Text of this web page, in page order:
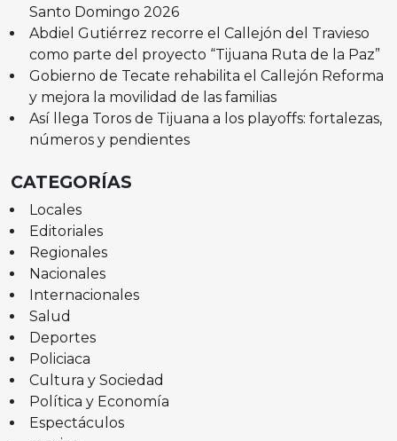
Santo Domingo 2026
Abdiel Gutiérrez recorre el Callejón del Travieso
como parte del proyecto “Tijuana Ruta de la Paz”
Gobierno de Tecate rehabilita el Callejón Reforma
y mejora la movilidad de las familias
Así llega Toros de Tijuana a los playoffs: fortalezas,
números y pendientes
CATEGORÍAS
Locales
Editoriales
Regionales
Nacionales
Internacionales
Salud
Deportes
Policiaca
Cultura y Sociedad
Política y Economía
Espectáculos